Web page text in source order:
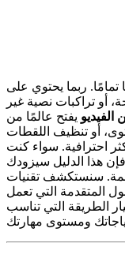
تمامًا. ربما يحتوي على
أو تراكبات نصية غير
الفيديو يفتح عالمًا من
أو تنظيف اللقطات
احترافية. سواء كنت
فإن هذا الدليل سيزودك
سنستكشف تقنيات
المتقدمة التي تعمل
الطريقة التي تناسب